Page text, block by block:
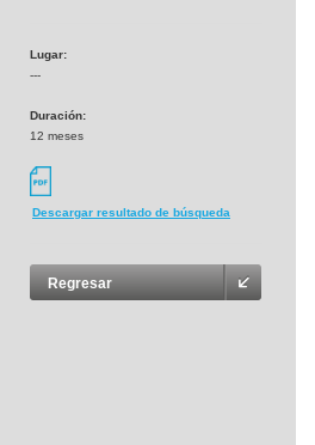
Lugar:
---
Duración:
12 meses
Descargar resultado de búsqueda
Regresar